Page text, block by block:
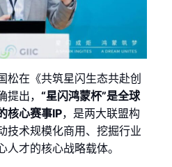
松在《共筑星闪生态共赴创
出， “星闪鸿蒙杯”是全球
核心赛事IP，是两大联盟构
技术规模化商用、挖掘行业
才的核心战略载体。